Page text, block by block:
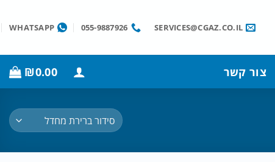
SERVICES@CGAZ.CO.IL
055-9887926
WHATSAPP
צור קשר ₪0.00